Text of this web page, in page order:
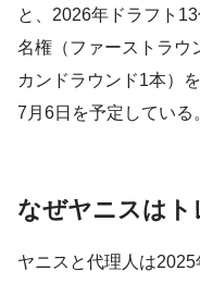
と、2026年ドラフト
名権（ファーストラウ
カンドラウンド1本）
7月6日を予定している
なぜヤニスは
ヤニスと代理人は